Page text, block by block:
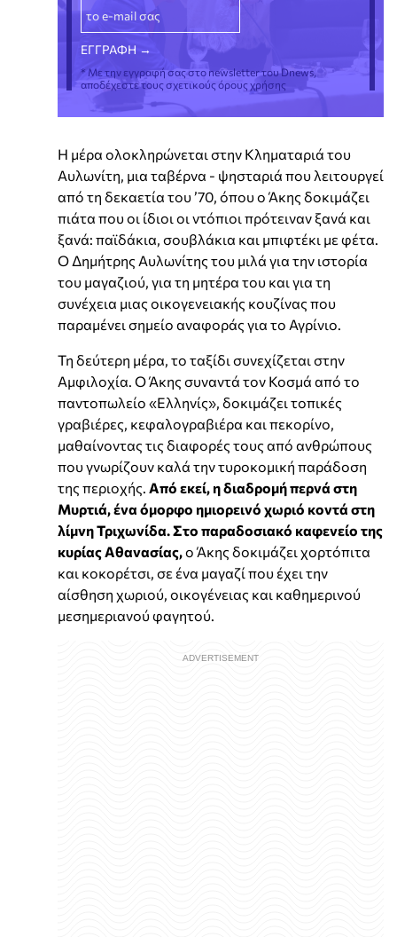
* Με την εγγραφή σας στο newsletter του Dnews,
αποδέχεστε τους σχετικούς όρους χρήσης
Η μέρα ολοκληρώνεται στην Κληματαριά του
Αυλωνίτη, μια ταβέρνα - ψησταριά που λειτουργεί
από τη δεκαετία του ’70, όπου ο Άκης δοκιμάζει
πιάτα που οι ίδιοι οι ντόπιοι πρότειναν ξανά και
ξανά: παϊδάκια, σουβλάκια και μπιφτέκι με φέτα.
Ο Δημήτρης Αυλωνίτης του μιλά για την ιστορία
του μαγαζιού, για τη μητέρα του και για τη
συνέχεια μιας οικογενειακής κουζίνας που
παραμένει σημείο αναφοράς για το Αγρίνιο.
Τη δεύτερη μέρα, το ταξίδι συνεχίζεται στην
Αμφιλοχία. Ο Άκης συναντά τον Κοσμά από το
παντοπωλείο «Ελληνίς», δοκιμάζει τοπικές
γραβιέρες, κεφαλογραβιέρα και πεκορίνο,
μαθαίνοντας τις διαφορές τους από ανθρώπους
που γνωρίζουν καλά την τυροκομική παράδοση
της περιοχής. Από εκεί, η διαδρομή περνά στη
Μυρτιά, ένα όμορφο ημιορεινό χωριό κοντά στη
λίμνη Τριχωνίδα. Στο παραδοσιακό καφενείο της
κυρίας Αθανασίας, ο Άκης δοκιμάζει χορτόπιτα
και κοκορέτσι, σε ένα μαγαζί που έχει την
αίσθηση χωριού, οικογένειας και καθημερινού
μεσημεριανού φαγητού.